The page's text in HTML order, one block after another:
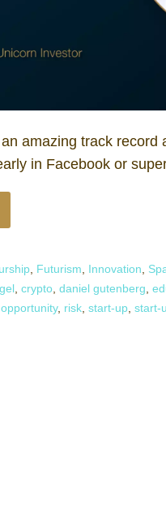
amazing track record
in Facebook or
Futurism Innovation
crypto daniel gutenberg
opportunity, risk start-up start-